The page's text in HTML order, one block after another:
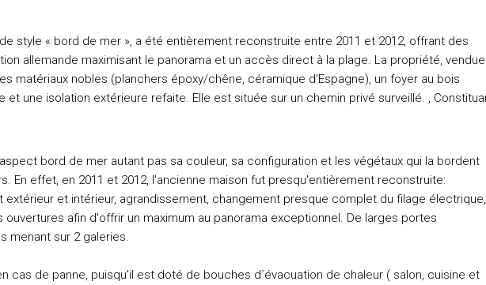
style « bord de mer », a été entièrement reconstruite entre 2011 et 2012, offrant des
allemande maximisant le panorama et un accès direct à la plage. La propriété, vendue
matériaux nobles (planchers époxy/chêne, céramique d'Espagne), un foyer au bois
et une isolation extérieure refaite. Elle est située sur un chemin privé surveillé. ,
bord de mer autant pas sa couleur, sa configuration et les végétaux qui la bordent
En effet, en 2011 et 2012, l'ancienne maison fut presqu'entièrement reconstruite:
et intérieur, agrandissement, changement presque complet du filage électrique,
afin d'offrir un maximum au panorama exceptionnel. De larges portes
menant sur 2 galeries.
cas de panne, puisqu'il est doté de bouches d`évacuation de chaleur ( salon, cuisine et